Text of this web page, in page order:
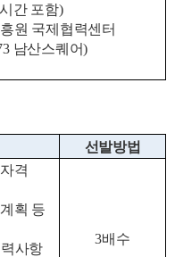
간 포함)
원 국제협력센터
남산스퀘어)
선발방법
격
획 등
사항
3배수